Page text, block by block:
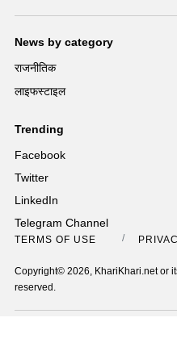
News by category
राजनीतिक
लाइफस्टाइल
Trending
Facebook
Twitter
LinkedIn
Telegram Channel
TERMS OF USE
Copyright© 2026, KhariKhari.net or
reserved.